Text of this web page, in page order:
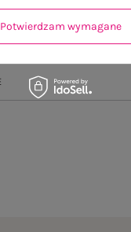
Potwierdzam wymagane